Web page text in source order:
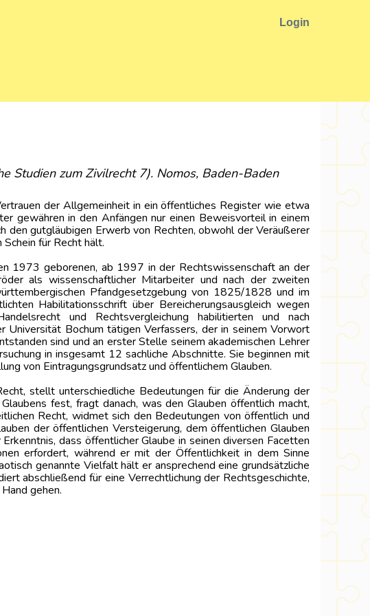
Login
Studien zum Zivilrecht 7). Nomos, Baden-Baden
der Allgemeinheit in ein öffentliches Register wie etwa
gewähren in den Anfängen nur einen Beweisvorteil in einem
den gutgläubigen Erwerb von Rechten, obwohl der Veräußerer
für Recht hält.
1973 geborenen, ab 1997 in der Rechtswissenschaft an der
als wissenschaftlicher Mitarbeiter und nach der zweiten
Pfandgesetzgebung von 1825/1828 und im
Habilitationsschrift über Bereicherungsausgleich wegen
und Rechtsvergleichung habilitierten und nach
Bochum tätigen Verfassers, der in seinem Vorwort
sind und an erster Stelle seinem akademischen Lehrer
in insgesamt 12 sachliche Abschnitte. Sie beginnen mit
von Eintragungsgrundsatz und öffentlichem Glauben.
stellt unterschiedliche Bedeutungen für die Änderung der
fest, fragt danach, was den Glauben öffentlich macht,
Recht, widmet sich den Bedeutungen von öffentlich und
der öffentlichen Versteigerung, dem öffentlichen Glauben
dass öffentlicher Glaube in seinen diversen Facetten
erfordert, während er mit der Öffentlichkeit in dem Sinne
genannte Vielfalt hält er ansprechend eine grundsätzliche
abschließend für eine Verrechtlichung der Rechtsgeschichte,
gehen.